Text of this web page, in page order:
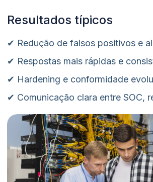
Resultados típicos
✔ Redução de falsos positivos e
✔ Respostas mais rápidas e
✔ Hardening e conformidade
✔ Comunicação clara entre SOC,